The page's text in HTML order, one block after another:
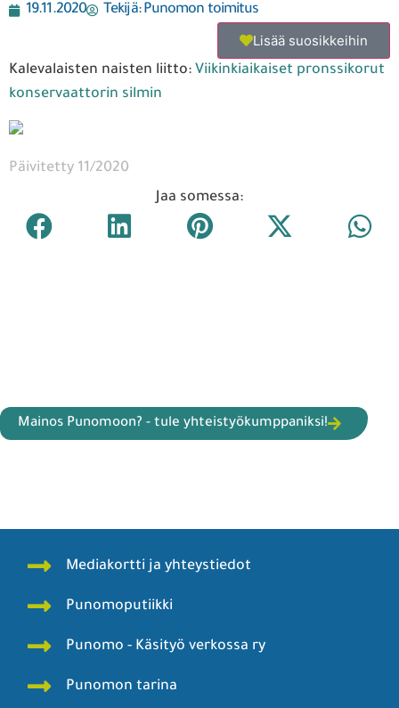
19.11.2020 Tekijä:Punomon toimitus
Lisää suosikkeihin
Kalevalaisten naisten liitto: Viikinkiaikaiset pronssikorut
konservaattorin silmin
Päivitetty 11/2020
Jaa somessa:
Mainos Punomoon? - tule yhteistyökumppaniksi!
Mediakortti ja yhteystiedot
Punomoputiikki
Punomo - Käsityö verkossa ry
Punomon tarina